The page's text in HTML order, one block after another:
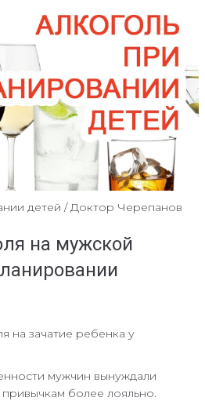
детей / Доктор Черепанов
на мужской
мужчин вынуждали
более лояльно.